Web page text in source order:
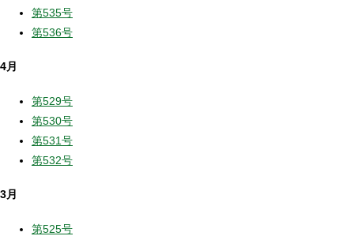
第535号
第536号
4月
第529号
第530号
第531号
第532号
3月
第525号